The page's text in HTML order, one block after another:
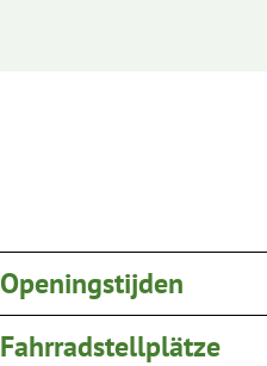
Openingstijden
Fahrradstellplätze